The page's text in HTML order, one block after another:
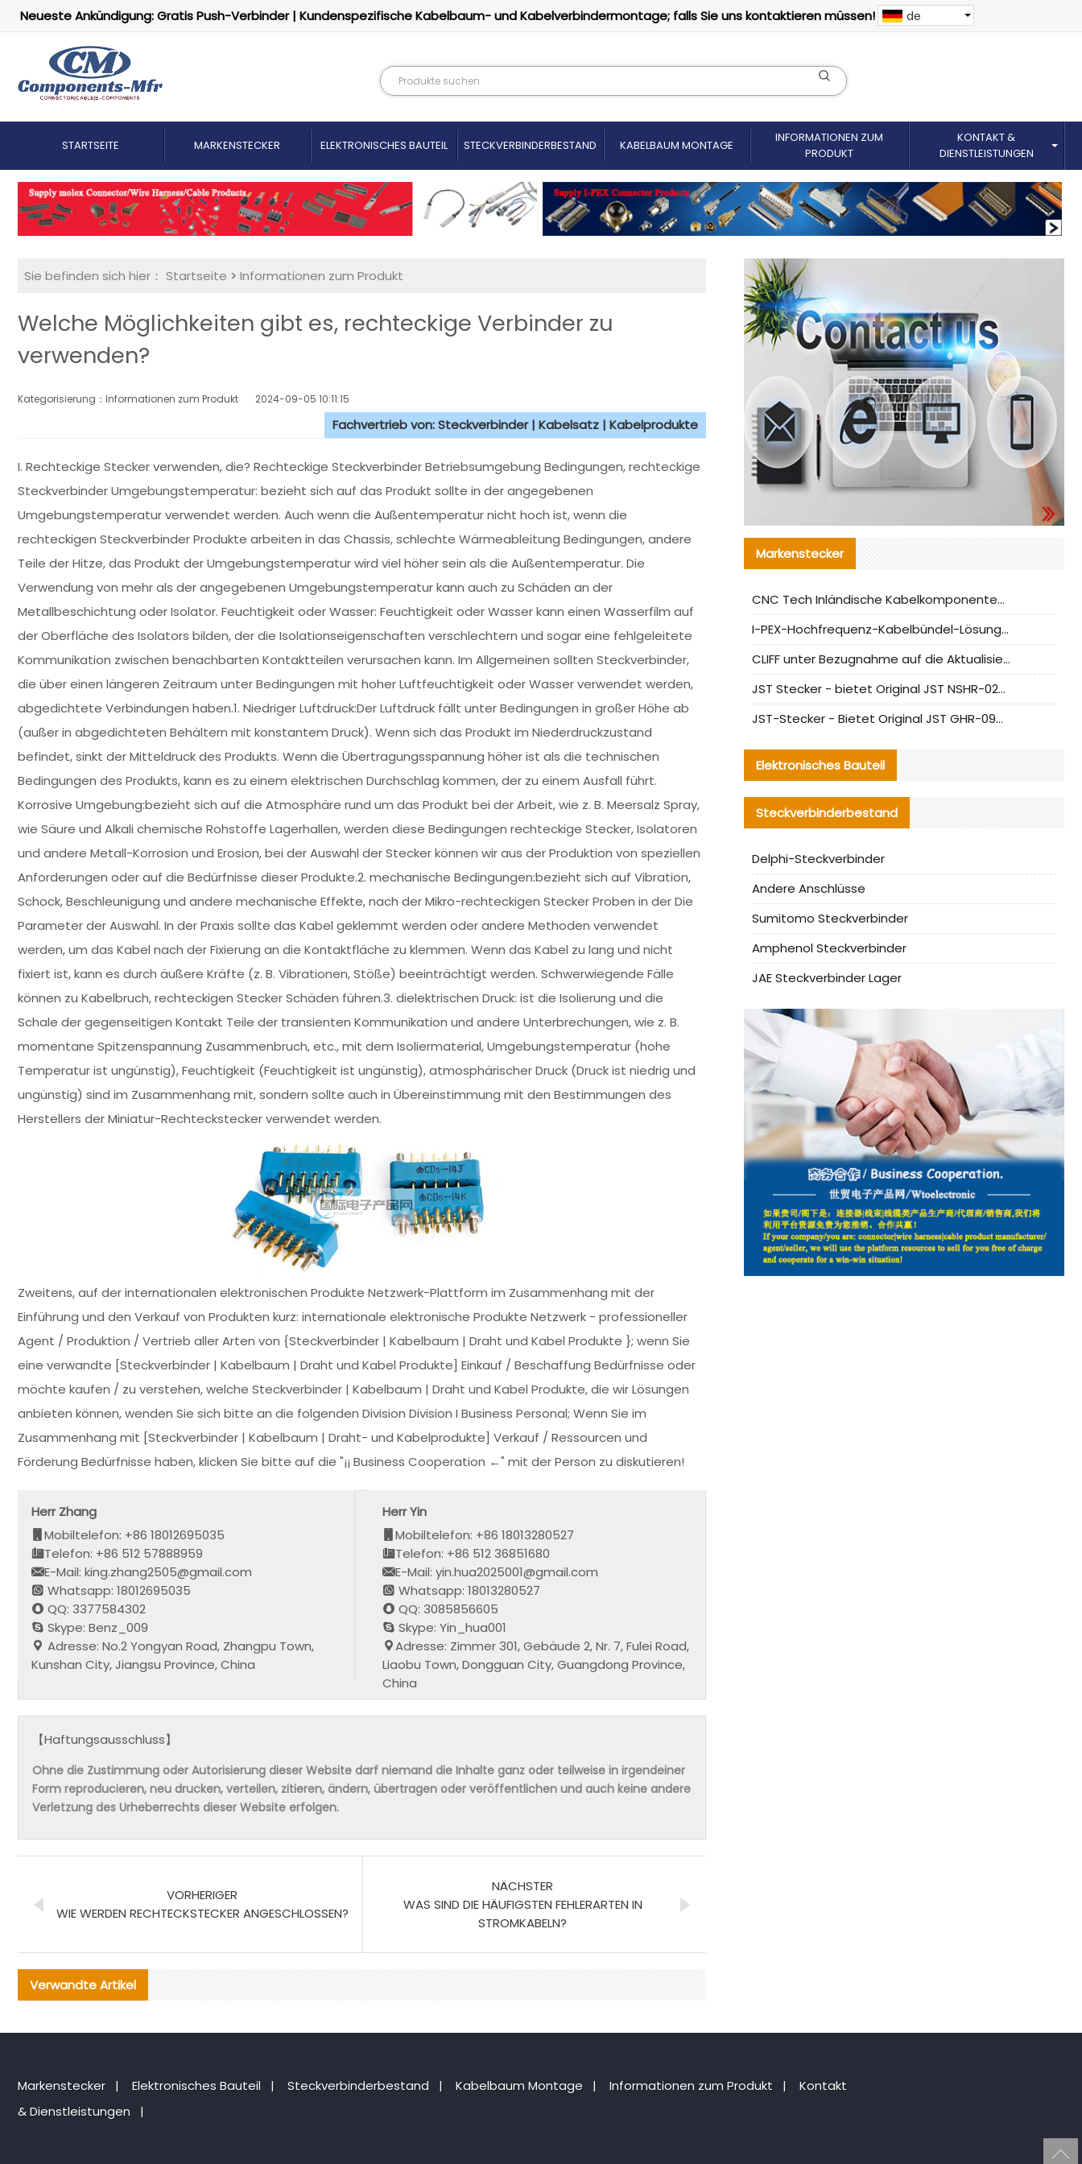
Neueste Ankündigung: Gratis Push-Verbinder | Kundenspezifische Kabelbaum- und Kabelverbindermontage; falls Sie uns kontaktieren müssen! de
STARTSEITE MARKENSTECKER ELEKTRONISCHES BAUTEIL STECKVERBINDERBESTAND KABELBAUM MONTAGE
INFORMATIONEN ZUM
PRODUKT
KONTAKT &
DIENSTLEISTUNGEN
Sie befinden sich hier： Startseite > Informationen zum Produkt
Welche Möglichkeiten gibt es, rechteckige Verbinder zu
verwenden?
Kategorisierung：Informationen zum Produkt 2024-09-05 10:11:15
Fachvertrieb von: Steckverbinder | Kabelsatz | Kabelprodukte
I. Rechteckige Stecker verwenden, die? Rechteckige Steckverbinder Betriebsumgebung Bedingungen, rechteckige
Steckverbinder Umgebungstemperatur: bezieht sich auf das Produkt sollte in der angegebenen
Umgebungstemperatur verwendet werden. Auch wenn die Außentemperatur nicht hoch ist, wenn die
rechteckigen Steckverbinder Produkte arbeiten in das Chassis, schlechte Wärmeableitung Bedingungen, andere
Teile der Hitze, das Produkt der Umgebungstemperatur wird viel höher sein als die Außentemperatur. Die
Verwendung von mehr als der angegebenen Umgebungstemperatur kann auch zu Schäden an der
Metallbeschichtung oder Isolator. Feuchtigkeit oder Wasser: Feuchtigkeit oder Wasser kann einen Wasserfilm auf
der Oberfläche des Isolators bilden, der die Isolationseigenschaften verschlechtern und sogar eine fehlgeleitete
Kommunikation zwischen benachbarten Kontaktteilen verursachen kann. Im Allgemeinen sollten Steckverbinder,
die über einen längeren Zeitraum unter Bedingungen mit hoher Luftfeuchtigkeit oder Wasser verwendet werden,
abgedichtete Verbindungen haben.1. Niedriger Luftdruck:Der Luftdruck fällt unter Bedingungen in großer Höhe ab
(außer in abgedichteten Behältern mit konstantem Druck). Wenn sich das Produkt im Niederdruckzustand
befindet, sinkt der Mitteldruck des Produkts. Wenn die Übertragungsspannung höher ist als die technischen
Bedingungen des Produkts, kann es zu einem elektrischen Durchschlag kommen, der zu einem Ausfall führt.
Korrosive Umgebung:bezieht sich auf die Atmosphäre rund um das Produkt bei der Arbeit, wie z. B. Meersalz Spray,
wie Säure und Alkali chemische Rohstoffe Lagerhallen, werden diese Bedingungen rechteckige Stecker, Isolatoren
und andere Metall-Korrosion und Erosion, bei der Auswahl der Stecker können wir aus der Produktion von speziellen
Anforderungen oder auf die Bedürfnisse dieser Produkte.2. mechanische Bedingungen:bezieht sich auf Vibration,
Schock, Beschleunigung und andere mechanische Effekte, nach der Mikro-rechteckigen Stecker Proben in der Die
Parameter der Auswahl. In der Praxis sollte das Kabel geklemmt werden oder andere Methoden verwendet
werden, um das Kabel nach der Fixierung an die Kontaktfläche zu klemmen. Wenn das Kabel zu lang und nicht
fixiert ist, kann es durch äußere Kräfte (z. B. Vibrationen, Stöße) beeinträchtigt werden. Schwerwiegende Fälle
können zu Kabelbruch, rechteckigen Stecker Schäden führen.3. dielektrischen Druck: ist die Isolierung und die
Schale der gegenseitigen Kontakt Teile der transienten Kommunikation und andere Unterbrechungen, wie z. B.
momentane Spitzenspannung Zusammenbruch, etc., mit dem Isoliermaterial, Umgebungstemperatur (hohe
Temperatur ist ungünstig), Feuchtigkeit (Feuchtigkeit ist ungünstig), atmosphärischer Druck (Druck ist niedrig und
ungünstig) sind im Zusammenhang mit, sondern sollte auch in Übereinstimmung mit den Bestimmungen des
Herstellers der Miniatur-Rechteckstecker verwendet werden.
Zweitens, auf der internationalen elektronischen Produkte Netzwerk-Plattform im Zusammenhang mit der
Einführung und den Verkauf von Produkten kurz: internationale elektronische Produkte Netzwerk - professioneller
Agent / Produktion / Vertrieb aller Arten von {Steckverbinder | Kabelbaum | Draht und Kabel Produkte }; wenn Sie
eine verwandte [Steckverbinder | Kabelbaum | Draht und Kabel Produkte] Einkauf / Beschaffung Bedürfnisse oder
möchte kaufen / zu verstehen, welche Steckverbinder | Kabelbaum | Draht und Kabel Produkte, die wir Lösungen
anbieten können, wenden Sie sich bitte an die folgenden Division Division I Business Personal; Wenn Sie im
Zusammenhang mit [Steckverbinder | Kabelbaum | Draht- und Kabelprodukte] Verkauf / Ressourcen und
Förderung Bedürfnisse haben, klicken Sie bitte auf die "¡¡ Business Cooperation ←" mit der Person zu diskutieren!
Herr Zhang
Mobiltelefon: +86 18012695035
Telefon: +86 512 57888959
E-Mail: king.zhang2505@gmail.com
Whatsapp: 18012695035
QQ: 3377584302
Skype: Benz_009
Adresse: No.2 Yongyan Road, Zhangpu Town,
Kunshan City, Jiangsu Province, China
Herr Yin
Mobiltelefon: +86 18013280527
Telefon: +86 512 36851680
E-Mail: yin.hua2025001@gmail.com
Whatsapp: 18013280527
QQ: 3085856605
Skype: Yin_hua001
Adresse: Zimmer 301, Gebäude 2, Nr. 7, Fulei Road,
Liaobu Town, Dongguan City, Guangdong Province,
China
【Haftungsausschluss】
Ohne die Zustimmung oder Autorisierung dieser Website darf niemand die Inhalte ganz oder teilweise in irgendeiner
Form reproducieren, neu drucken, verteilen, zitieren, ändern, übertragen oder veröffentlichen und auch keine andere
Verletzung des Urheberrechts dieser Website erfolgen.
VORHERIGER
WIE WERDEN RECHTECKSTECKER ANGESCHLOSSEN?
NÄCHSTER
WAS SIND DIE HÄUFIGSTEN FEHLERARTEN IN
STROMKABELN?
Verwandte Artikel
Markenstecker
CNC Tech Inländische Kabelkomponentenbewertung und Massenproduktionsanpassungsanleitung
I-PEX-Hochfrequenz-Kabelbündel-Lösung für die heimische Produktion analysiert
CLIFF unter Bezugnahme auf die Aktualisierung der chinesischen Stecker-Testnormen
JST Stecker - bietet Original JST NSHR-02V-S Stecker und Ersatzteile an
JST-Stecker - Bietet Original JST GHR-09V-S Stecker und Ersatzteile an
Elektronisches Bauteil
Steckverbinderbestand
Delphi-Steckverbinder
Andere Anschlüsse
Sumitomo Steckverbinder
Amphenol Steckverbinder
JAE Steckverbinder Lager
Markenstecker | Elektronisches Bauteil | Steckverbinderbestand | Kabelbaum Montage | Informationen zum Produkt |
Kontakt
& Dienstleistungen
|